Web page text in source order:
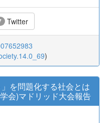
Twitter
)
」を問題化する社会とは
会)マドリッド大会報告